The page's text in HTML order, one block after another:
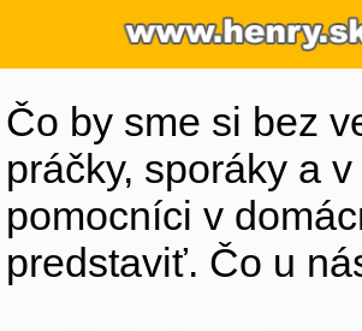
Čo by sme si bez
práčky, sporáky a
pomocníci v
predstaviť. Čo u